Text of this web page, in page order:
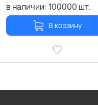
в наличии: 100000 шт.
В корзину